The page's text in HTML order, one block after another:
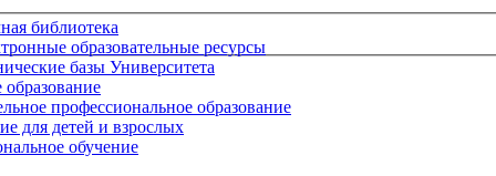
библиотека
образовательные ресурсы
базы Университета
профессиональное образование
для детей и взрослых
обучение